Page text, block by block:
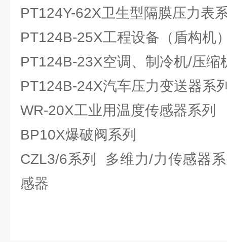
PT124Y-62X卫生型隔膜压力表
PT124B-25X工程设备（盾构机
PT124B-23X空调、制冷机/压缩
PT124B-24X汽车压力变送器系
WR-20X工业用温度传感器系列
BP10X爆破阀系列
CZL3/6系列 多维力/力传感器
感器